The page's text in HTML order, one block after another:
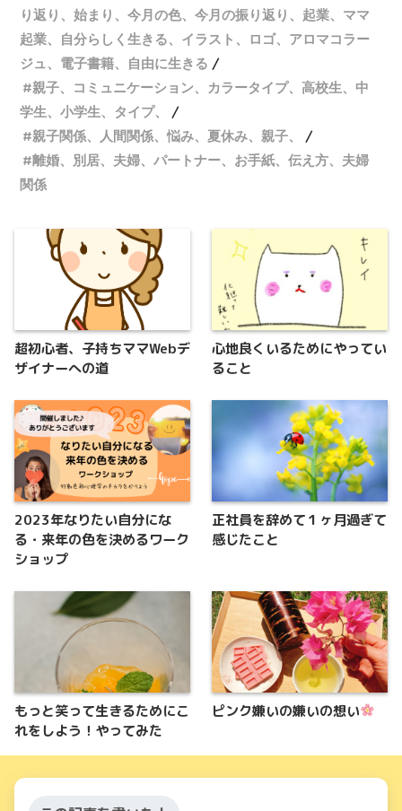
り返り、始まり、今月の色、今月の振り返り、起業、ママ
起業、自分らしく生きる、イラスト、ロゴ、アロマコラー
ジュ、電子書籍、自由に生きる
親子、コミュニケーション、カラータイプ、高校生、中
学生、小学生、タイプ、
親子関係、人間関係、悩み、夏休み、親子、
離婚、別居、夫婦、パートナー、お手紙、伝え方、夫婦
関係
超初心者、子持ちママWebデ
ザイナーへの道
心地良くいるためにやってい
ること
2023年なりたい自分にな
る・来年の色を決めるワーク
ショップ
正社員を辞めて１ヶ月過ぎて
感じたこと
もっと笑って生きるためにこ
れをしよう！やってみた
ピンク嫌いの嫌いの想い